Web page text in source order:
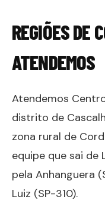
REGIÕES DE
ATENDEMOS
Atendemos
distrito de
zona rural de
equipe que sai de
pela Anhanguera
Luiz (SP-310).